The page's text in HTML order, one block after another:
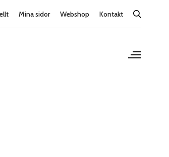
Mina sidor Webshop Kontakt